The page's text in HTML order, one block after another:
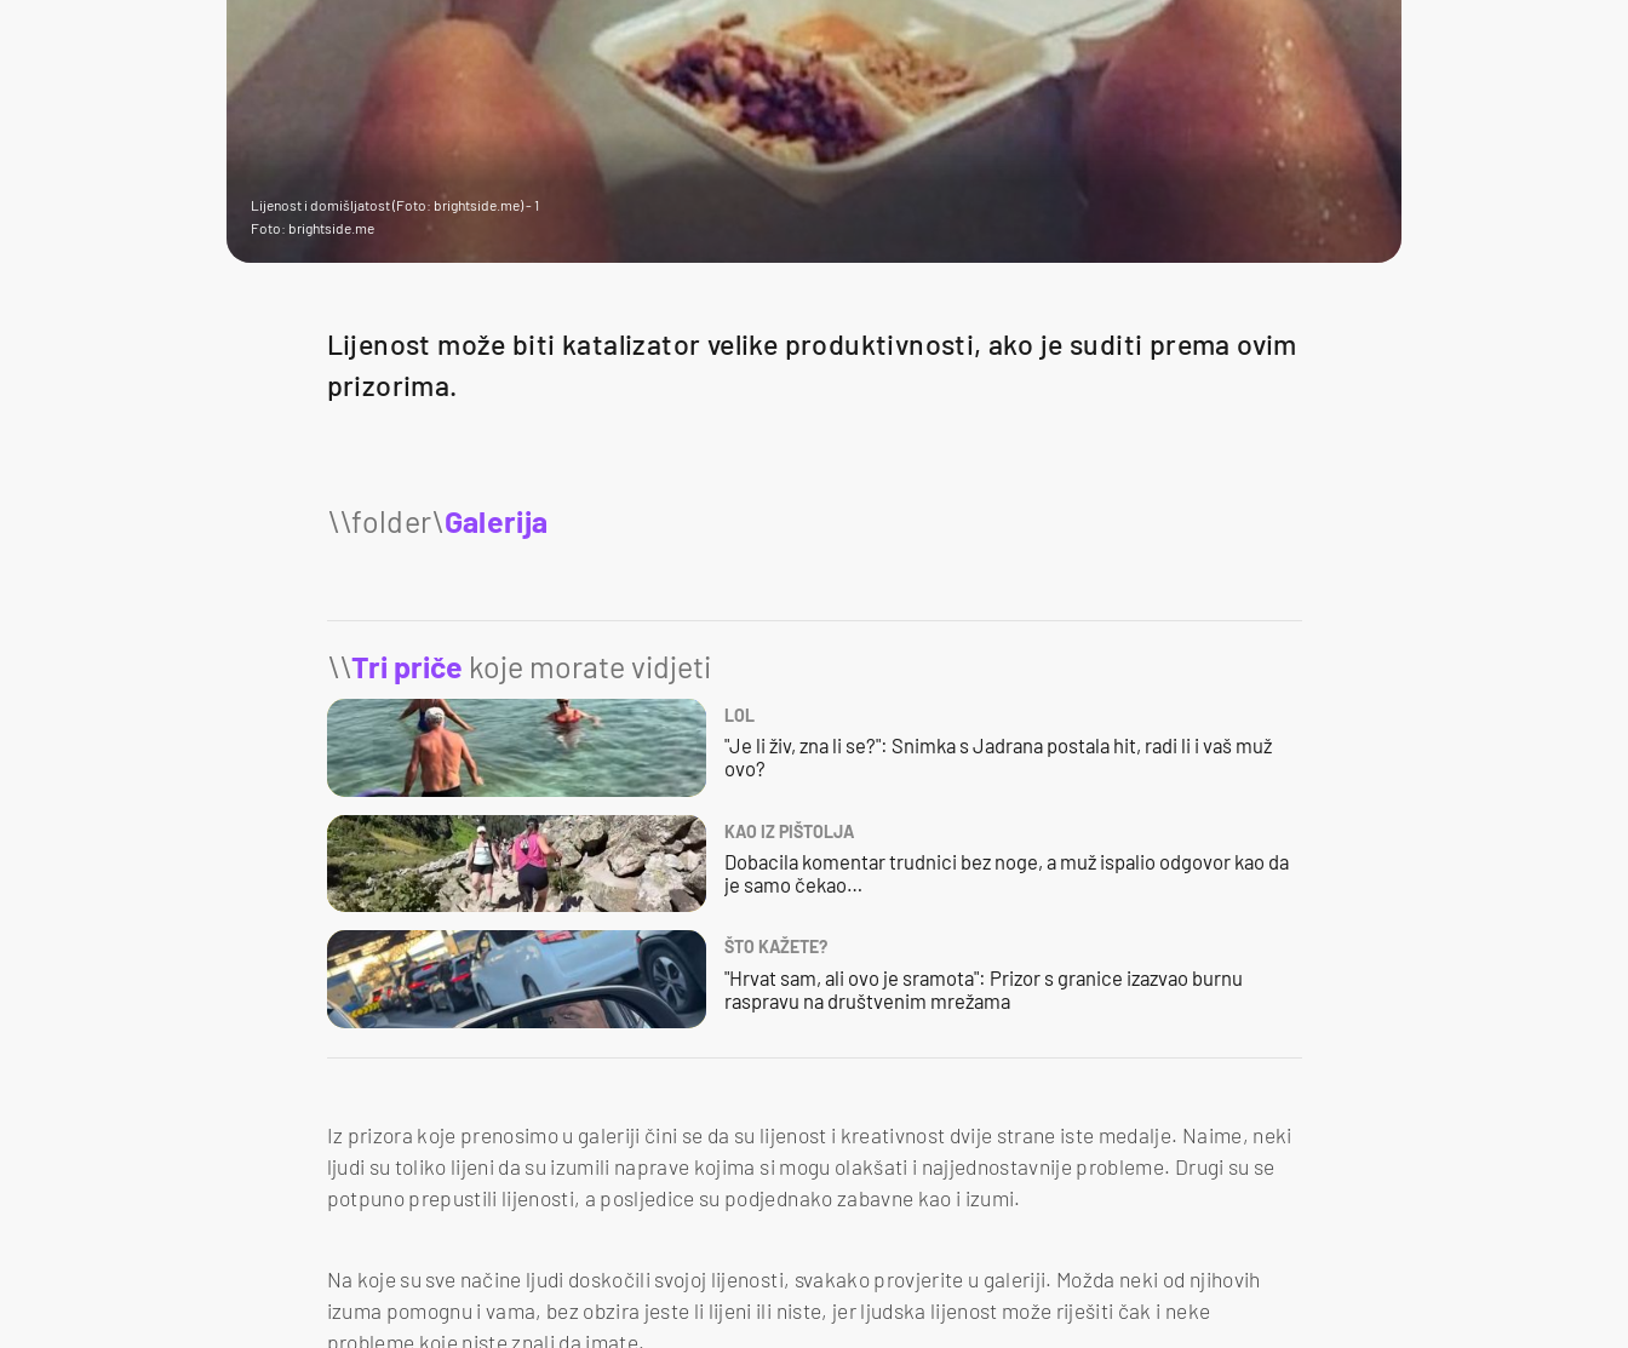
Lijenost i domišljatost (Foto: brightside.me) - 1
Foto: brightside.me
Lijenost može biti katalizator velike produktivnosti, ako je suditi prema ovim
prizorima.
Galerija
\\Tri priče koje morate vidjeti
LOL
"Je li živ, zna li se?": Snimka s Jadrana postala hit, radi li i vaš muž
ovo?
KAO IZ PIŠTOLJA
Dobacila komentar trudnici bez noge, a muž ispalio odgovor kao da
je samo čekao…
ŠTO KAŽETE?
"Hrvat sam, ali ovo je sramota": Prizor s granice izazvao burnu
raspravu na društvenim mrežama
Iz prizora koje prenosimo u galeriji čini se da su lijenost i kreativnost dvije strane iste medalje. Naime, neki
ljudi su toliko lijeni da su izumili naprave kojima si mogu olakšati i najjednostavnije probleme. Drugi su se
potpuno prepustili lijenosti, a posljedice su podjednako zabavne kao i izumi.
Na koje su sve načine ljudi doskočili svojoj lijenosti, svakako provjerite u galeriji. Možda neki od njihovih
izuma pomognu i vama, bez obzira jeste li lijeni ili niste, jer ljudska lijenost može riješiti čak i neke
probleme koje niste znali da imate.